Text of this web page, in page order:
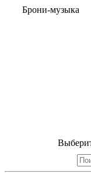
Брони-музыка